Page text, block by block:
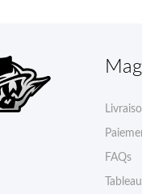
FAQs